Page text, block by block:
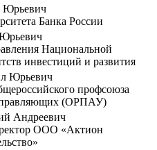
Юрьевич
Банка России
Национальной
инвестиций и развития
Юрьевич
профсоюза
(ОРПАУ)
Андреевич
ООО «Актион